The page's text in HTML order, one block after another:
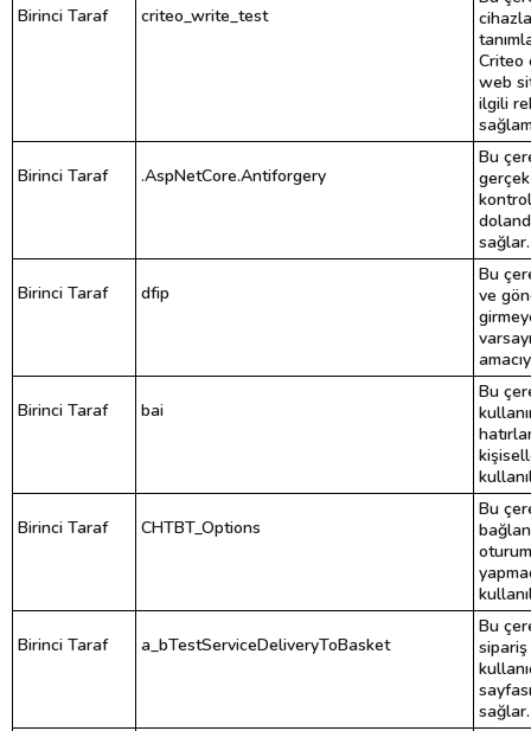
Birinci Taraf criteo_write_test
Criteo
web
ilgili
Birinci Taraf .AspNetCore.Antiforgery
Bu
gerçek
sağlar.
Birinci Taraf dfip
Bu
ve
Birinci Taraf bai
Bu
Birinci Taraf CHTBT_Options
Bu
Birinci Taraf a_bTestServiceDeliveryToBasket
Bu
sağlar.